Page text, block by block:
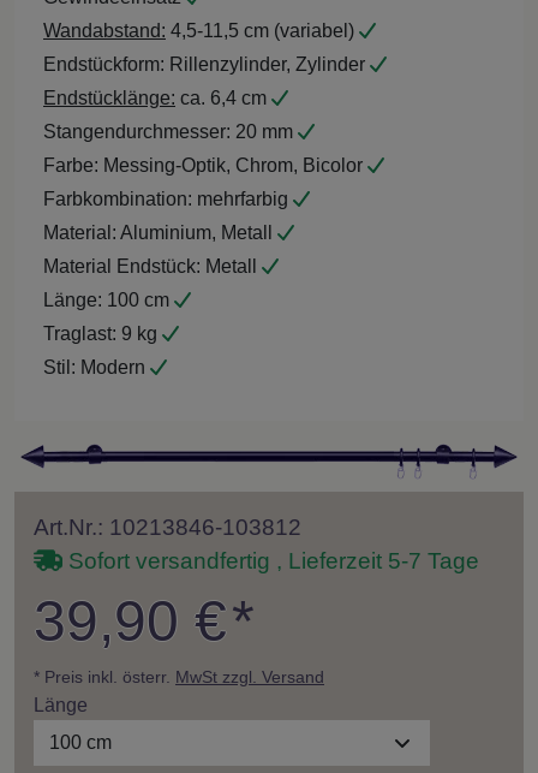
Wandabstand: 4,5-11,5 cm (variabel)
Endstückform: Rillenzylinder, Zylinder
Endstücklänge: ca. 6,4 cm
Stangendurchmesser: 20 mm
Farbe: Messing-Optik, Chrom, Bicolor
Farbkombination: mehrfarbig
Material: Aluminium, Metall
Material Endstück: Metall
Länge: 100 cm
Traglast: 9 kg
Stil: Modern
Art.Nr.: 10213846-103812
Sofort versandfertig , Lieferzeit 5-7 Tage
39,90 €*
* Preis inkl. österr. MwSt zzgl. Versand
Länge
100 cm